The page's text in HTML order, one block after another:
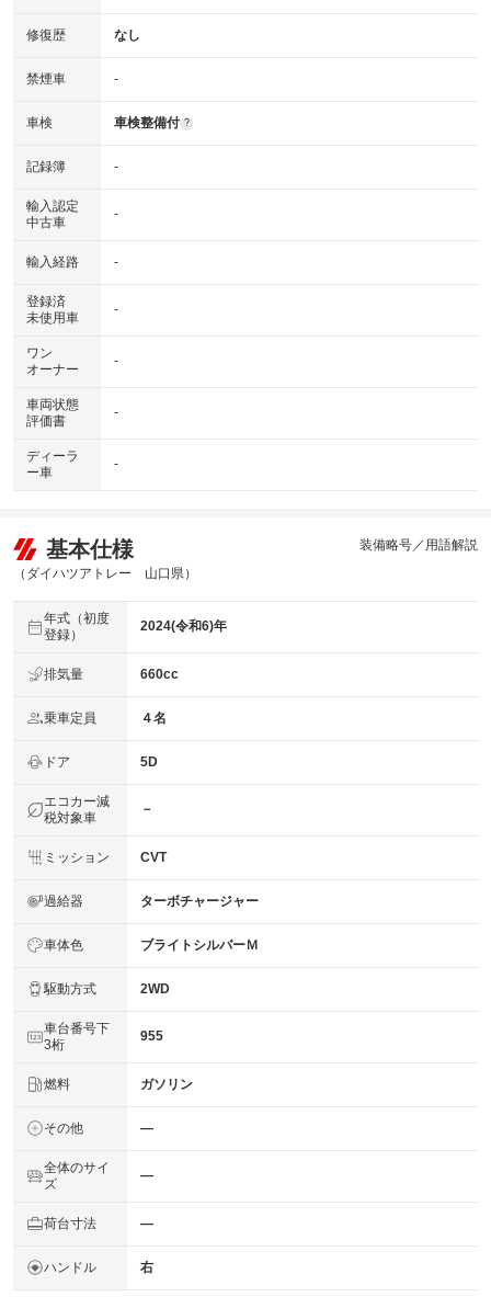
修復歴 なし
禁煙車 -
車検 車検整備付 ?
記録簿 -
輸入認定
中古車
-
輸入経路 -
登録済
未使用車
-
ワン
オーナー
-
車両状態
評価書
-
ディーラ
ー車
-
基本仕様
（ダイハツアトレー 山口県）
装備略号／用語解説
年式（初度
登録）
2024(令和6)年
排気量 660cc
乗車定員 ４名
ドア 5D
エコカー減
税対象車
－
ミッション CVT
過給器 ターボチャージャー
車体色 ブライトシルバーＭ
駆動方式 2WD
車台番号下
3桁
955
燃料 ガソリン
その他 ―
全体のサイ
ズ
―
荷台寸法 ―
ハンドル 右